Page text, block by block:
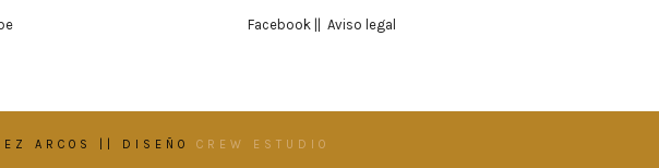
Facebook ||Aviso legal
ARCOS || DISEÑO CREW ESTUDIO